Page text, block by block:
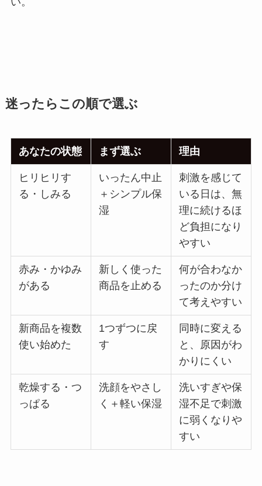
迷ったらこの順で選ぶ
あなたの状態 まず選ぶ 理由
ヒリヒリす
る・しみる
いったん中止
＋シンプル保
湿
刺激を感じて
いる日は、無
理に続けるほ
ど負担になり
やすい
赤み・かゆみ
がある
新しく使った
商品を止める
何が合わなか
ったのか分け
て考えやすい
新商品を複数
使い始めた
1つずつに戻
す
同時に変える
と、原因がわ
かりにくい
乾燥する・つ
っぱる
洗顔をやさし
く＋軽い保湿
洗いすぎや保
湿不足で刺激
に弱くなりや
すい